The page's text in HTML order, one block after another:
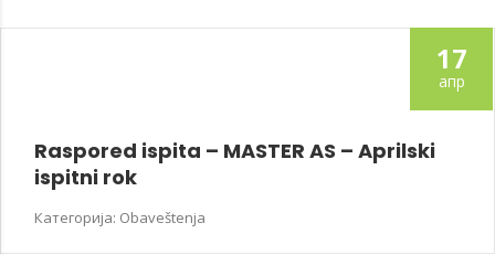
17
апр
Raspored ispita – MASTER AS – Aprilski
ispitni rok
Категорија: Obaveštenja